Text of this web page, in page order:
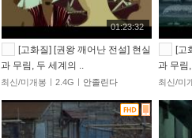
01:23:32
[고화질] [권왕 깨어난 전설] 현실
과 무림, 두 세계의 ..
최신/미개봉ㅣ2.4Gㅣ 안졸린다
[고
과 무림
최신/미